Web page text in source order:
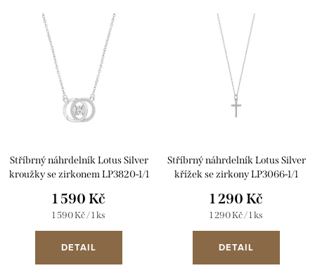
u
k
Abecedně
o
Stříbrný náhrdelník Lotus Silver
kroužky se zirkonem LP3820-1/1
1 590 Kč
Měrná
cena:
1 590 Kč / 1 ks
DETAIL
Stříbrný náhrdelník Lotus Silver
křížek se zirkony LP3066-1/1
1 290 Kč
Měrná
cena:
1 290 Kč / 1 ks
DETAIL